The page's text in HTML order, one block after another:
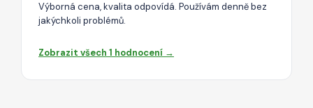
Výborná cena, kvalita odpovídá. Používám denně bez
jakýchkoli problémů.
Zobrazit všech 1 hodnocení →